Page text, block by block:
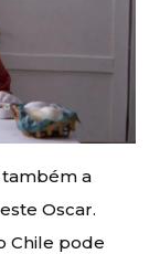
a
Oscar.
Chile pode